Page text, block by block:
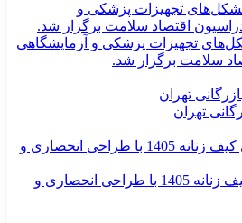
تجهیزات پزشکی و آزمایشگاهی
سلامت برگزار شد.
تهران
جدیدترین مدل‌های کیف زنانه 1405 با طراحی انحصاری و